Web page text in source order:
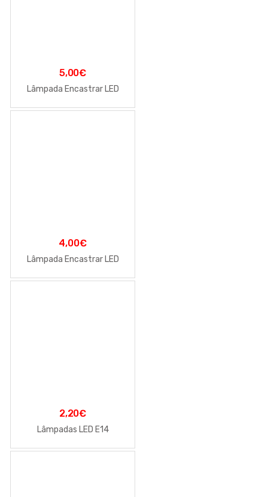
5,00€
Lâmpada Encastrar LED
4,00€
Lâmpada Encastrar LED
2,20€
Lâmpadas LED E14